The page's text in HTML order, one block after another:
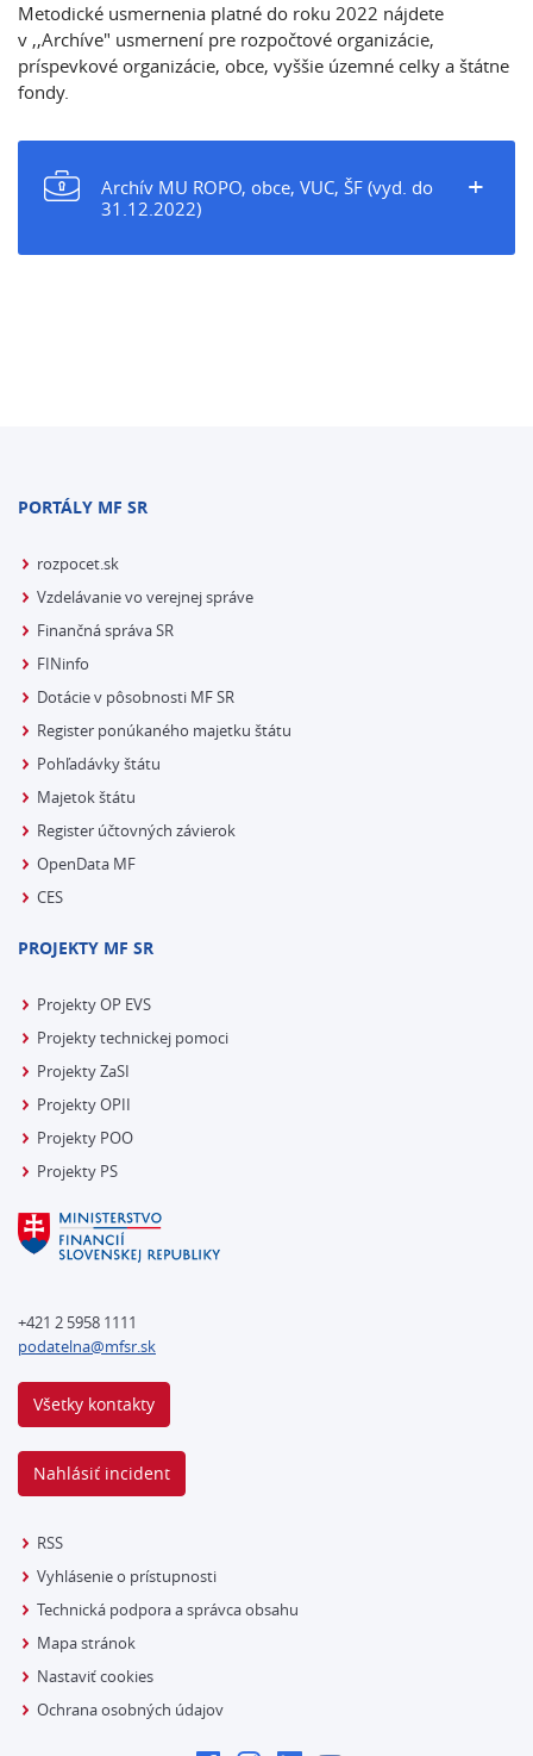
Metodické usmernenia platné do roku 2022 nájdete
v ,,Archíve" usmernení pre rozpočtové organizácie,
príspevkové organizácie, obce, vyššie územné celky a štátne
fondy.
+
Archív MU ROPO, obce, VUC, ŠF (vyd. do
31.12.2022)
PORTÁLY MF SR
rozpocet.sk
Vzdelávanie vo verejnej správe
Finančná správa SR
FINinfo
Dotácie v pôsobnosti MF SR
Register ponúkaného majetku štátu
Pohľadávky štátu
Majetok štátu
Register účtovných závierok
OpenData MF
CES
PROJEKTY MF SR
Projekty OP EVS
Projekty technickej pomoci
Projekty ZaSI
Projekty OPII
Projekty POO
Projekty PS
+421 2 5958 1111
podatelna@mfsr.sk
Všetky kontakty
Nahlásiť incident
RSS
Vyhlásenie o prístupnosti
Technická podpora a správca obsahu
Mapa stránok
Nastaviť cookies
Ochrana osobných údajov